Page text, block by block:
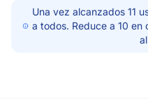
Una vez alcanzados 11
a todos. Reduce a 10